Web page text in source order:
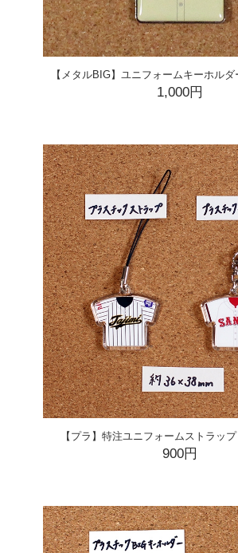
【メタルBIG】ユニフォームキーホルダ
1,000円
【プラ】特注ユニフォームストラップ
900円